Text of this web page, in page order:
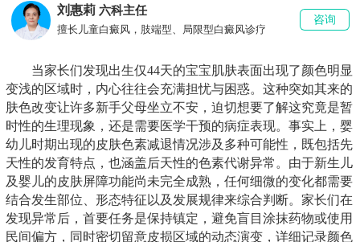
刘惠莉 六科主任
擅长儿童白癜风，肢端型、局限型白癜风诊疗
咨询
当家长们发现出生仅44天的宝宝肌肤表面出现了颜色明显
变浅的区域时，内心往往会充满担忧与困惑。这种突如其来的
肤色改变让许多新手父母坐立不安，迫切想要了解这究竟是暂
时性的生理现象，还是需要医学干预的病症表现。事实上，婴
幼儿时期出现的皮肤色素减退情况涉及多种可能性，既包括先
天性的发育特点，也涵盖后天性的色素代谢异常。由于新生儿
及婴儿的皮肤屏障功能尚未完全成熟，任何细微的变化都需要
结合发生部位、形态特征以及发展规律来综合判断。家长们在
发现异常后，首要任务是保持镇定，避免盲目涂抹药物或使用
民间偏方，同时密切留意皮损区域的动态演变，详细记录颜色